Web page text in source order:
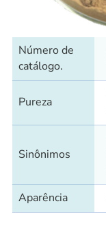
Número de
catálogo.
Pureza
Sinônimos
Aparência